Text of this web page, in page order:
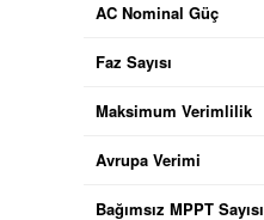
AC Nominal Güç
Faz Sayısı
Maksimum Verimlilik
Avrupa Verimi
Bağımsız MPPT Sayısı